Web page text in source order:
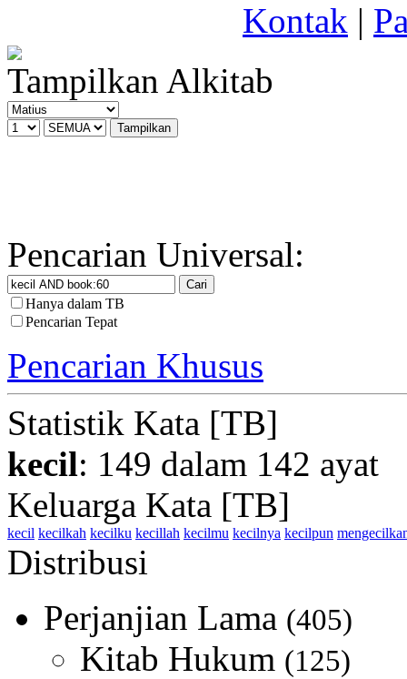
Kontak |
Tampilkan Alkitab
Pencarian Universal:
Hanya dalam TB
Pencarian Tepat
Pencarian Khusus
Statistik Kata [TB]
kecil: 149 dalam 142 ayat
Keluarga Kata [TB]
kecil kecilkah kecilku kecillah kecilmu kecilnya kecilpun
Distribusi
Perjanjian Lama (405)
Kitab Hukum (125)